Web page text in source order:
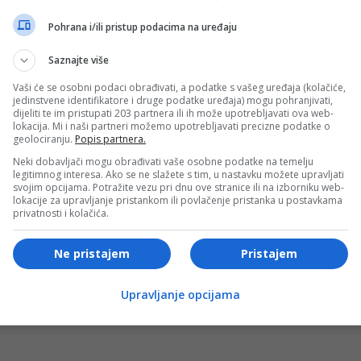
nanosi korektor, a zatim fiksira puderom. Ovaj trik
tragove umora oko očiju ili podočnjaka i po mnogima
glatko i besprijekorno platno za dalje nanošenje make-
do 15 godina starije.
puder u kamenu kako bi fiksirali korektor i umjesto toga
u prahu. Puder u kamenu je vrlo težak i ima
je i šansa da oksidira, promijeni boju i uvuče se u sve
Pohrana i/ili pristup podacima na uređaju
Saznajte više
Vaši će se osobni podaci obrađivati, a podatke s vašeg uređaja (kolačiće,
jedinstvene identifikatore i druge podatke uređaja) mogu pohranjivati,
dijeliti te im pristupati 203 partnera ili ih može upotrebljavati ova web-
lokacija. Mi i naši partneri možemo upotrebljavati precizne podatke o
geolociranju. Popis partnera.
Neki dobavljači mogu obrađivati vaše osobne podatke na temelju
legitimnog interesa. Ako se ne slažete s tim, u nastavku možete upravljati
svojim opcijama. Potražite vezu pri dnu ove stranice ili na izborniku web-
lokacije za upravljanje pristankom ili povlačenje pristanka u postavkama
privatnosti i kolačića.
Pristajem
Ne pristajem
Upravljanje opcijama